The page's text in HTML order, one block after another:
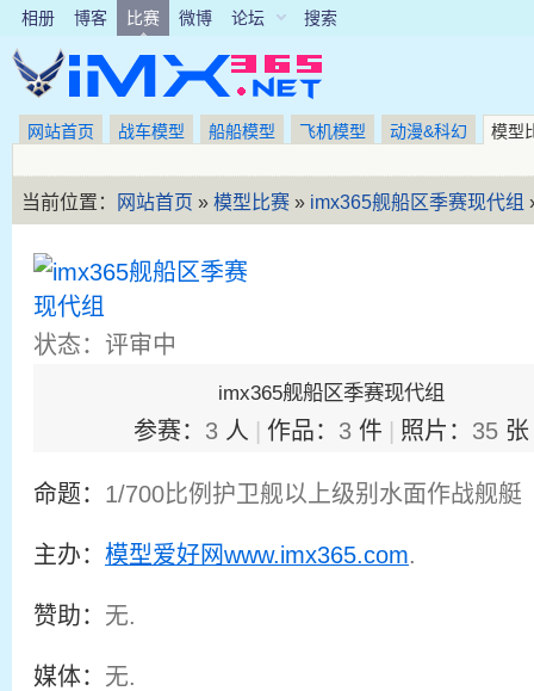
相册 博客 比赛 微博 论坛 搜索
网站首页 战车模型 船船模型 飞机模型 动漫&科幻 模型
当前位置： 网站首页 » 模型比赛 » imx365舰船区季赛现代组
状态：评审中
imx365舰船区季赛现代组
参赛： 3 人 作品： 3 件 照片： 35 张
命题： 1/700比例护卫舰以上级别水面作战舰艇
主办： 模型爱好网www.imx365.com.
赞助： 无.
媒体： 无.